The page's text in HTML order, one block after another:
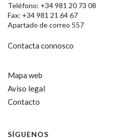
Teléfono: +34 981 20 73 08
Fax: +34 981 21 64 67
Apartado de correo 557
Contacta connosco
Mapa web
Aviso legal
Contacto
SÍGUENOS